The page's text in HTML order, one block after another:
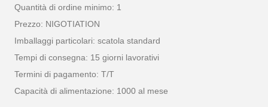
Quantità di ordine minimo: 1
Prezzo: NIGOTIATION
Imballaggi particolari: scatola standard
Tempi di consegna: 15 giorni lavorativi
Termini di pagamento: T/T
Capacità di alimentazione: 1000 al mese